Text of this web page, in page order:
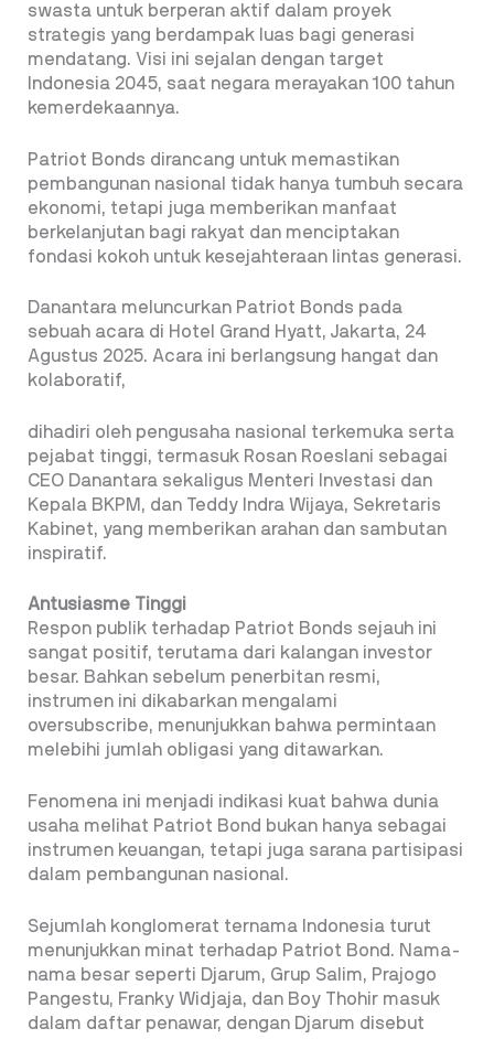
swasta untuk berperan aktif dalam proyek
strategis yang berdampak luas bagi generasi
mendatang. Visi ini sejalan dengan target
Indonesia 2045, saat negara merayakan 100 tahun
kemerdekaannya.
Patriot Bonds dirancang untuk memastikan
pembangunan nasional tidak hanya tumbuh secara
ekonomi, tetapi juga memberikan manfaat
berkelanjutan bagi rakyat dan menciptakan
fondasi kokoh untuk kesejahteraan lintas generasi.
Danantara meluncurkan Patriot Bonds pada
sebuah acara di Hotel Grand Hyatt, Jakarta, 24
Agustus 2025. Acara ini berlangsung hangat dan
kolaboratif,
dihadiri oleh pengusaha nasional terkemuka serta
pejabat tinggi, termasuk Rosan Roeslani sebagai
CEO Danantara sekaligus Menteri Investasi dan
Kepala BKPM, dan Teddy Indra Wijaya, Sekretaris
Kabinet, yang memberikan arahan dan sambutan
inspiratif.
Antusiasme Tinggi
Respon publik terhadap Patriot Bonds sejauh ini
sangat positif, terutama dari kalangan investor
besar. Bahkan sebelum penerbitan resmi,
instrumen ini dikabarkan mengalami
oversubscribe, menunjukkan bahwa permintaan
melebihi jumlah obligasi yang ditawarkan.
Fenomena ini menjadi indikasi kuat bahwa dunia
usaha melihat Patriot Bond bukan hanya sebagai
instrumen keuangan, tetapi juga sarana partisipasi
dalam pembangunan nasional.
Sejumlah konglomerat ternama Indonesia turut
menunjukkan minat terhadap Patriot Bond. Nama-
nama besar seperti Djarum, Grup Salim, Prajogo
Pangestu, Franky Widjaja, dan Boy Thohir masuk
dalam daftar penawar, dengan Djarum disebut